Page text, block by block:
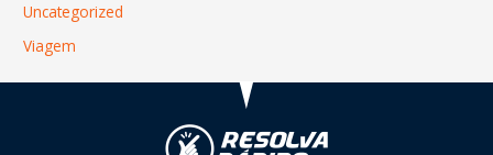
Uncategorized
Viagem